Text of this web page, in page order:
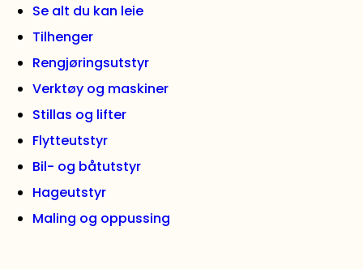
Se alt du kan leie
Tilhenger
Rengjøringsutstyr
Verktøy og maskiner
Stillas og lifter
Flytteutstyr
Bil- og båtutstyr
Hageutstyr
Maling og oppussing